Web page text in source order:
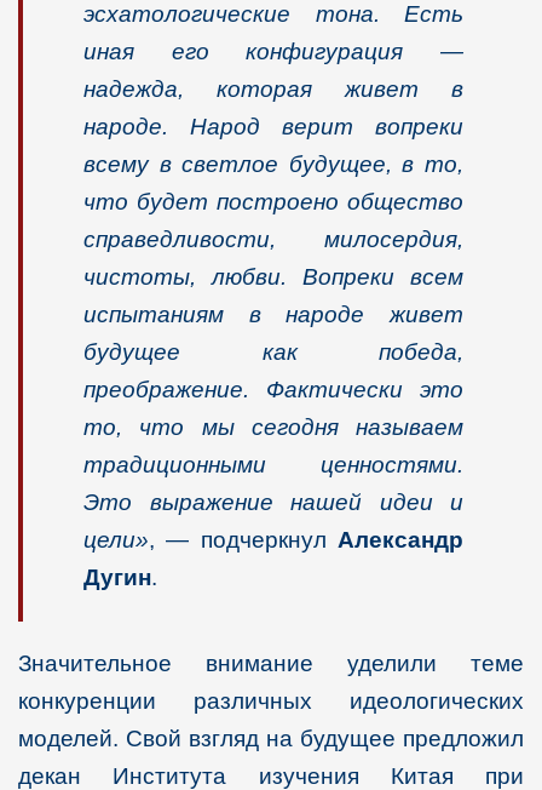
эсхатологические тона. Есть
иная его конфигурация —
надежда, которая живет в
народе. Народ верит вопреки
всему в светлое будущее, в то,
что будет построено общество
справедливости, милосердия,
чистоты, любви. Вопреки всем
испытаниям в народе живет
будущее как победа,
преображение. Фактически это
то, что мы сегодня называем
традиционными ценностями.
Это выражение нашей идеи и
цели», — подчеркнул Александр
Дугин.
Значительное внимание уделили теме
конкуренции различных идеологических
моделей. Свой взгляд на будущее предложил
декан Института изучения Китая при